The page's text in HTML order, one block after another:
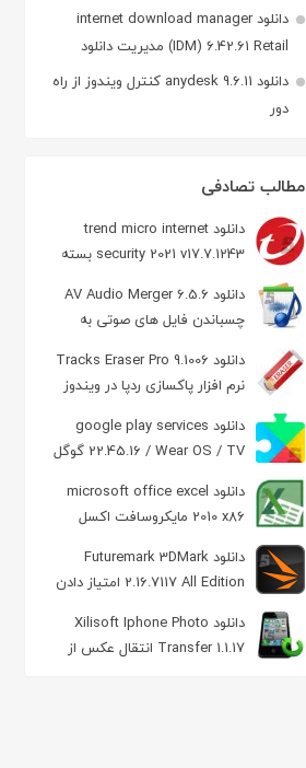
دانلود internet download manager
(IDM) 6.42.61 Retail مدیریت دانلود
دانلود anydesk 9.6.11 کنترل ویندوز از راه
دور
مطالب تصادفی
دانلود trend micro internet
security 2021 v17.7.1243 بسته
امنیتی
دانلود AV Audio Merger 6.5.6
چسباندن فایل های صوتی به
یکدیگر
دانلود Tracks Eraser Pro 9.1006
نرم افزار پاکسازی ردپا در ویندوز
دانلود google play services
22.45.16 / Wear OS / TV گوگل
پلی سرویس اندروید
دانلود microsoft office excel
2010 x86 مایکروسافت اکسل
دانلود Futuremark 3DMark
2.16.7117 All Edition امتیاز دادن
به سیستم
دانلود Xilisoft Iphone Photo
Transfer 1.1.17 انتقال عکس‌ از